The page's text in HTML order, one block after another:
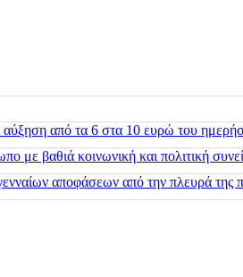
από τα 6 στα 10 ευρώ του
με βαθιά κοινωνική και πολιτική
αποφάσεων από την πλευρά της